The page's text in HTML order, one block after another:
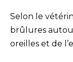
Selon le
brûlures
oreilles et de